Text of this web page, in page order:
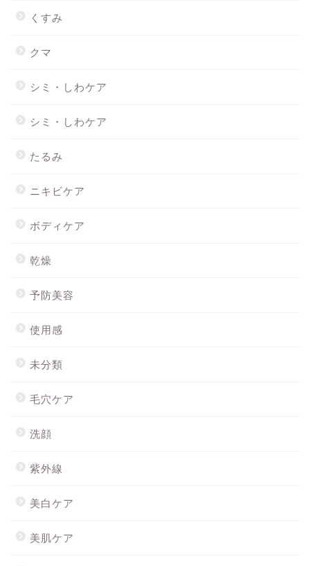
くすみ
クマ
シミ・しわケア
シミ・しわケア
たるみ
ニキビケア
ボディケア
乾燥
予防美容
使用感
未分類
毛穴ケア
洗顔
紫外線
美白ケア
美肌ケア